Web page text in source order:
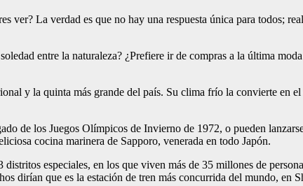
La verdad es que no hay una respuesta única para todos;
entre la naturaleza? ¿Prefiere ir de compras a la última
y la quinta más grande del país. Su clima frío la convierte en
de los Juegos Olímpicos de Invierno de 1972, o pueden
cocina marinera de Sapporo, venerada en todo Japón.
especiales, en los que viven más de 35 millones de
dirían que es la estación de tren más concurrida del mundo, en